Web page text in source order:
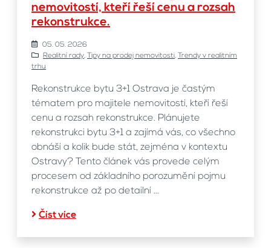
nemovitostí, kteří řeší cenu a rozsah
rekonstrukce.
05. 05. 2026
Realitní rady, Tipy na prodej nemovitosti, Trendy v realitním
trhu
Rekonstrukce bytu 3+1 Ostrava je častým
tématem pro majitele nemovitostí, kteří řeší
cenu a rozsah rekonstrukce. Plánujete
rekonstrukci bytu 3+1 a zajímá vás, co všechno
obnáší a kolik bude stát, zejména v kontextu
Ostravy? Tento článek vás provede celým
procesem od základního porozumění pojmu
rekonstrukce až po detailní ...
Číst více